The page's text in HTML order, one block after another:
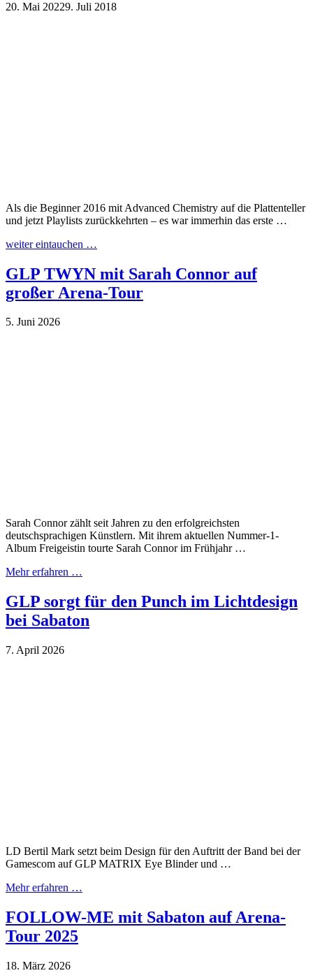
20. Mai 20229. Juli 2018
Als die Beginner 2016 mit Advanced Chemistry auf die Plattenteller
und jetzt Playlists zurückkehrten – es war immerhin das erste …
weiter eintauchen …
GLP TWYN mit Sarah Connor auf
großer Arena-Tour
5. Juni 2026
Sarah Connor zählt seit Jahren zu den erfolgreichsten
deutschsprachigen Künstlern. Mit ihrem aktuellen Nummer-1-
Album Freigeistin tourte Sarah Connor im Frühjahr …
Mehr erfahren …
GLP sorgt für den Punch im Lichtdesign
bei Sabaton
7. April 2026
LD Bertil Mark setzt beim Design für den Auftritt der Band bei der
Gamescom auf GLP MATRIX Eye Blinder und …
Mehr erfahren …
FOLLOW-ME mit Sabaton auf Arena-
Tour 2025
18. März 2026